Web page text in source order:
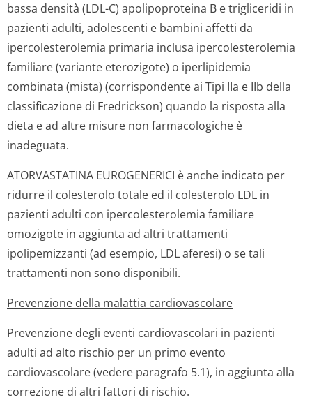
bassa densità (LDL-C) apolipoproteina B e trigliceridi in
pazienti adulti, adolescenti e bambini affetti da
ipercolesterolemia primaria inclusa ipercolesterolemia
familiare (variante eterozigote) o iperlipidemia
combinata (mista) (corrispondente ai Tipi IIa e IIb della
classificazione di Fredrickson) quando la risposta alla
dieta e ad altre misure non farmacologiche è
inadeguata.
ATORVASTATINA EUROGENERICI è anche indicato per
ridurre il colesterolo totale ed il colesterolo LDL in
pazienti adulti con ipercolesterolemia familiare
omozigote in aggiunta ad altri trattamenti
ipolipemizzanti (ad esempio, LDL aferesi) o se tali
trattamenti non sono disponibili.
Prevenzione della malattia cardiovascolare
Prevenzione degli eventi cardiovascolari in pazienti
adulti ad alto rischio per un primo evento
cardiovascolare (vedere paragrafo 5.1), in aggiunta alla
correzione di altri fattori di rischio.